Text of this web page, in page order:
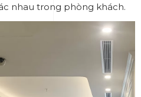
nhau trong phòng khách.